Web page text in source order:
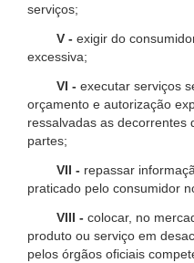
serviços;
V - exigir do
excessiva;
VI - executar serviços
orçamento e autorização
ressalvadas as decorrentes
partes;
VII - repassar
praticado pelo consumidor
VIII - colocar, no
produto ou serviço em
pelos órgãos oficiais